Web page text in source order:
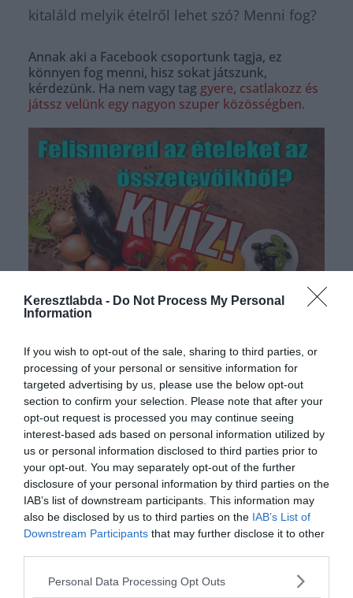
Keresztlabda - Do Not Process My Personal
Information
If you wish to opt-out of the sale, sharing to third parties, or
processing of your personal or sensitive information for
targeted advertising by us, please use the below opt-out
section to confirm your selection. Please note that after your
opt-out request is processed you may continue seeing
interest-based ads based on personal information utilized by
us or personal information disclosed to third parties prior to
your opt-out. You may separately opt-out of the further
disclosure of your personal information by third parties on the
IAB’s list of downstream participants. This information may
also be disclosed by us to third parties on the IAB’s List of
Downstream Participants that may further disclose it to other
Personal Data Processing Opt Outs
kitaláld melyik ételről lehet szó? Menni fog?
Annak aki a Facebook csoportunk tagja, ez
könnyen fog menni, hisz sokat játszunk,
kérdezünk. Ha nem vagy tag gyere, csatlakozz és
játssz velünk egy nagyon szuper közösségben.
Hirdetés